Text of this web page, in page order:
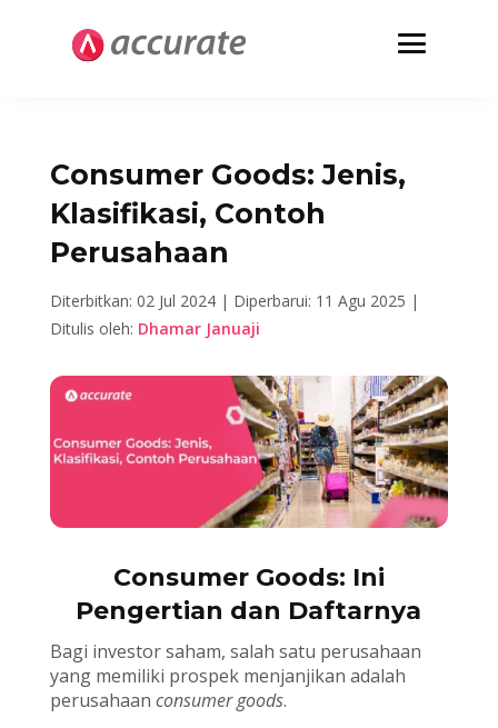
Consumer Goods: Jenis,
Klasifikasi, Contoh
Perusahaan
Diterbitkan: 02 Jul 2024 | Diperbarui: 11 Agu 2025 |
Ditulis oleh: Dhamar Januaji
Consumer Goods: Ini
Pengertian dan Daftarnya
Bagi investor saham, salah satu perusahaan
yang memiliki prospek menjanjikan adalah
perusahaan consumer goods.